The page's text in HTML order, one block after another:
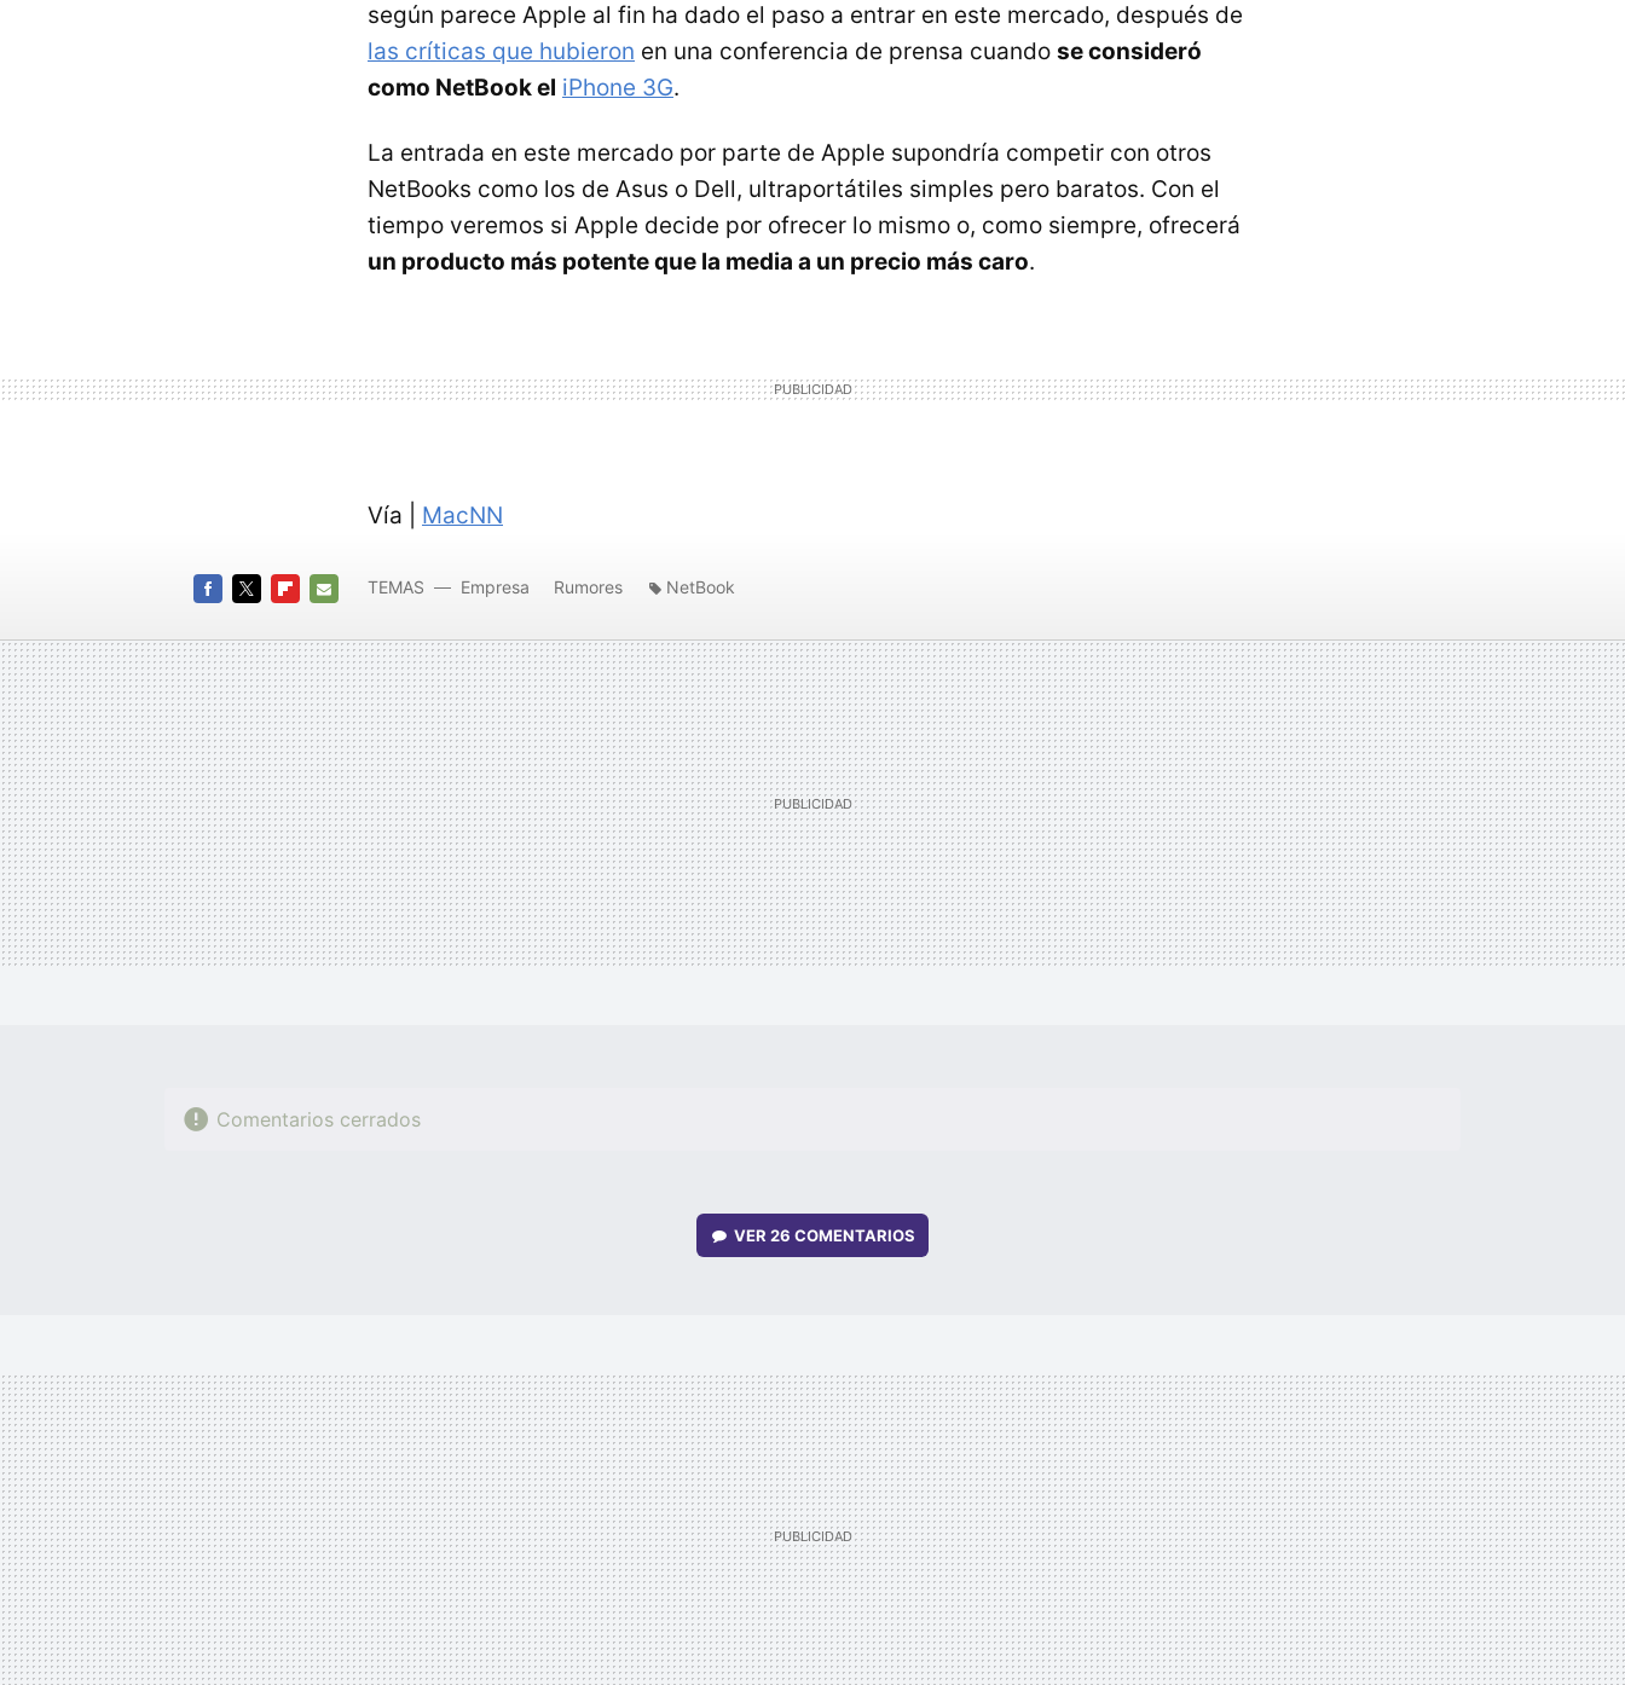
según parece Apple al fin ha dado el paso a entrar en este mercado, después de
las críticas que hubieron en una conferencia de prensa cuando se consideró
como NetBook el iPhone 3G.
La entrada en este mercado por parte de Apple supondría competir con otros
NetBooks como los de Asus o Dell, ultraportátiles simples pero baratos. Con el
tiempo veremos si Apple decide por ofrecer lo mismo o, como siempre, ofrecerá
un producto más potente que la media a un precio más caro.
Vía | MacNN
MAIL
TEMAS Empresa Rumores NetBook
Comentarios cerrados
VER 26 COMENTARIOS